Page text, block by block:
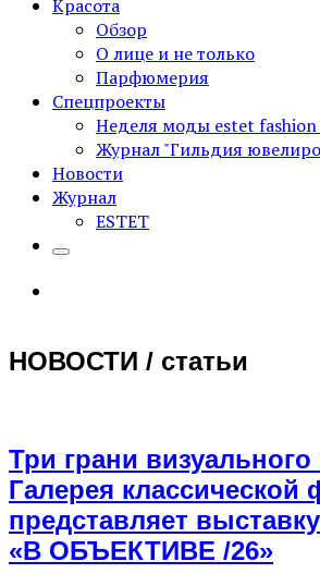
Красота
Обзор
О лице и не только
Парфюмерия
Спецпроекты
Неделя моды estet fashion
Журнал "Гильдия
Новости
Журнал
ESTET
НОВОСТИ / статьи
Три грани
Галерея классической
представляет выставку
«В ОБЪЕКТИВЕ /26»